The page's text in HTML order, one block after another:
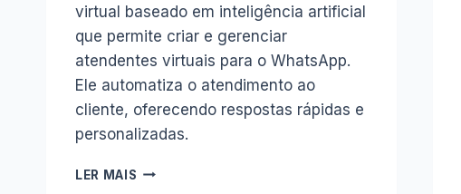
virtual baseado em inteligência artificial
que permite criar e gerenciar
atendentes virtuais para o WhatsApp.
Ele automatiza o atendimento ao
cliente, oferecendo respostas rápidas e
personalizadas.
LER MAIS INTELIGÊNCIA